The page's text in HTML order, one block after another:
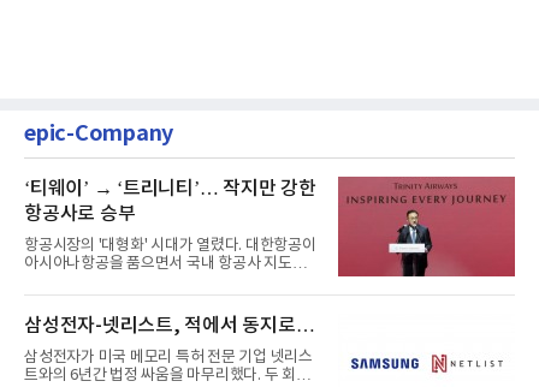
epic-Company
‘티웨이’ → ‘트리니티’… 작지만 강한
항공사로 승부
항공시장의 '대형화' 시대가 열렸다. 대한항공이
아시아나항공을 품으면서 국내 항공사 지도가
삼성전자-넷리스트, 적에서 동지로…
삼성전자가 미국 메모리 특허 전문 기업 넷리스
트와의 6년간 법정 싸움을 마무리했다. 두 회사